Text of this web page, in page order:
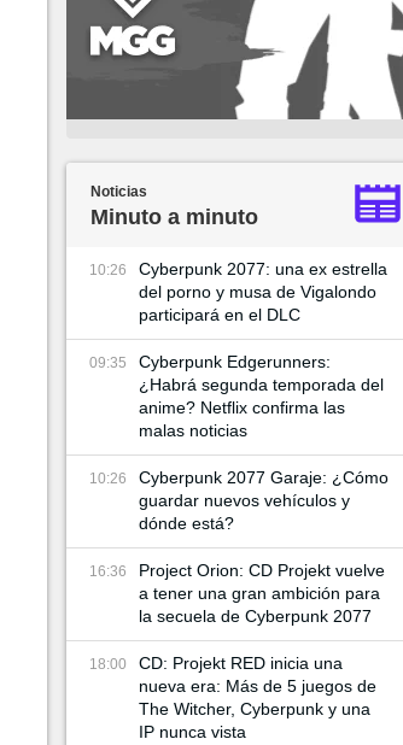
Noticias
Minuto a minuto
10:26
Cyberpunk 2077: una ex estrella
del porno y musa de Vigalondo
participará en el DLC
09:35
Cyberpunk Edgerunners:
¿Habrá segunda temporada del
anime? Netflix confirma las
malas noticias
10:26
Cyberpunk 2077 Garaje: ¿Cómo
guardar nuevos vehículos y
dónde está?
16:36
Project Orion: CD Projekt vuelve
a tener una gran ambición para
la secuela de Cyberpunk 2077
18:00
CD: Projekt RED inicia una
nueva era: Más de 5 juegos de
The Witcher, Cyberpunk y una
IP nunca vista